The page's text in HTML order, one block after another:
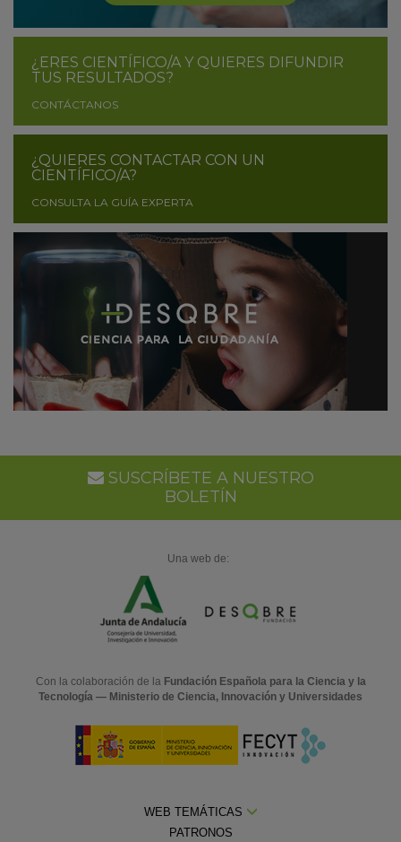
¿ERES CIENTÍFICO/A Y QUIERES DIFUNDIR
TUS RESULTADOS?
CONTÁCTANOS
¿QUIERES CONTACTAR CON UN
CIENTÍFICO/A?
CONSULTA LA GUÍA EXPERTA
SUSCRÍBETE A NUESTRO
BOLETÍN
Una web de:
Con la colaboración de la Fundación Española para la Ciencia y la
Tecnología — Ministerio de Ciencia, Innovación y Universidades
WEB TEMÁTICAS
PATRONOS